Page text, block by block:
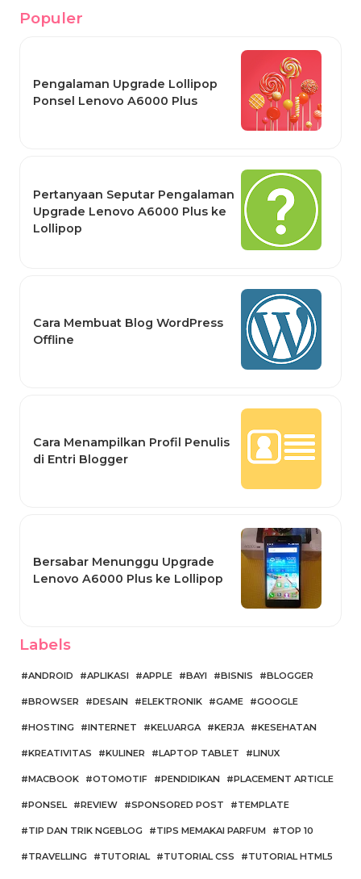
Populer
Pengalaman Upgrade Lollipop
Ponsel Lenovo A6000 Plus
Pertanyaan Seputar Pengalaman
Upgrade Lenovo A6000 Plus ke
Lollipop
Cara Membuat Blog WordPress
Offline
Cara Menampilkan Profil Penulis
di Entri Blogger
Bersabar Menunggu Upgrade
Lenovo A6000 Plus ke Lollipop
Labels
ANDROID APLIKASI APPLE BAYI BISNIS BLOGGER
BROWSER DESAIN ELEKTRONIK GAME GOOGLE
HOSTING INTERNET KELUARGA KERJA KESEHATAN
KREATIVITAS KULINER LAPTOP TABLET LINUX
MACBOOK OTOMOTIF PENDIDIKAN PLACEMENT ARTICLE
PONSEL REVIEW SPONSORED POST TEMPLATE
TIP DAN TRIK NGEBLOG TIPS MEMAKAI PARFUM TOP 10
TRAVELLING TUTORIAL TUTORIAL CSS TUTORIAL HTML5